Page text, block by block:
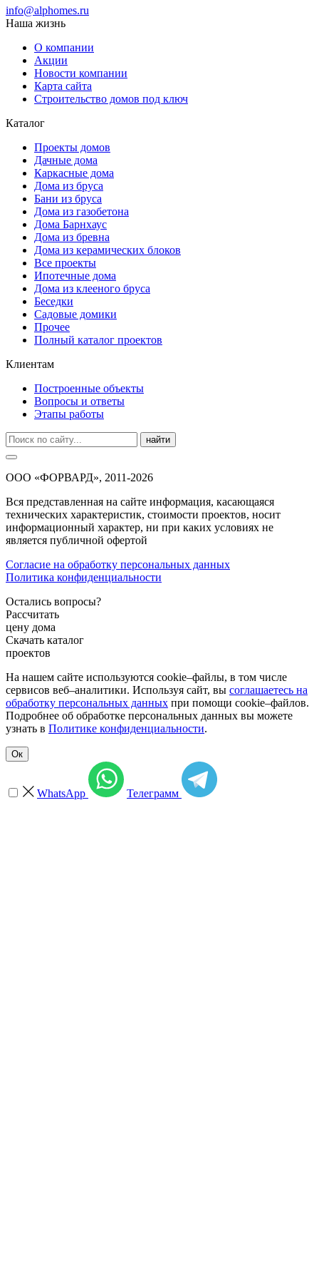
info@alphomes.ru
Наша жизнь
О компании
Акции
Новости компании
Карта сайта
Строительство домов под ключ
Каталог
Проекты домов
Дачные дома
Каркасные дома
Дома из бруса
Бани из бруса
Дома из газобетона
Дома Барнхаус
Дома из бревна
Дома из керамических блоков
Все проекты
Ипотечные дома
Дома из клееного бруса
Беседки
Садовые домики
Прочее
Полный каталог проектов
Клиентам
Построенные объекты
Вопросы и ответы
Этапы работы
найти
ООО «ФОРВАРД», 2011-2026
Вся представленная на сайте информация, касающаяся
технических характеристик, стоимости проектов, носит
информационный характер, ни при каких условиях не
является публичной офертой
Согласие на обработку персональных данных
Политика конфиденциальности
Остались вопросы?
Рассчитать
цену дома
Скачать каталог
проектов
На нашем сайте используются cookie–файлы, в том числе
сервисов веб–аналитики. Используя сайт, вы соглашаетесь на
обработку персональных данных при помощи cookie–файлов.
Подробнее об обработке персональных данных вы можете
узнать в Политике конфиденциальности.
Ок
WhatsApp Телеграмм